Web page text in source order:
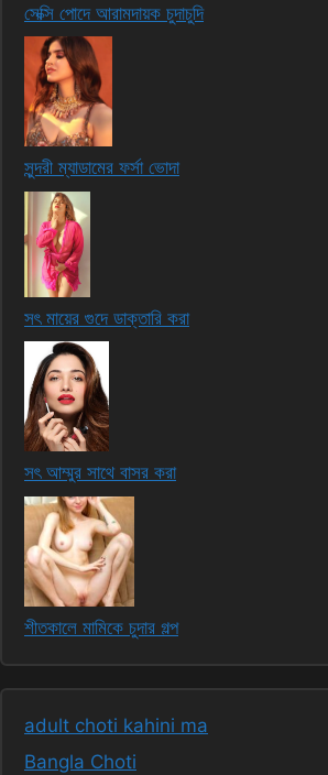
সেক্সি পোদে আরামদায়ক চুদাচুদি
সুন্দরী ম্যাডামের ফর্সা ভোদা
সৎ মায়ের গুদে ডাক্তারি করা
সৎ আম্মুর সাথে বাসর করা
শীতকালে মামিকে চুদার গল্প
adult choti kahini ma
Bangla Choti